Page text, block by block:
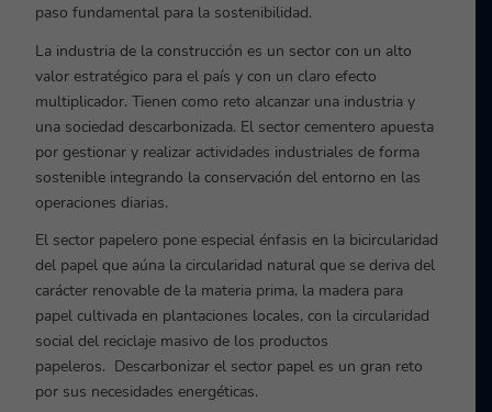
paso fundamental para la sostenibilidad.
La industria de la construcción es un sector con un alto
valor estratégico para el país y con un claro efecto
multiplicador. Tienen como reto alcanzar una industria y
una sociedad descarbonizada. El sector cementero apuesta
por gestionar y realizar actividades industriales de forma
sostenible integrando la conservación del entorno en las
operaciones diarias.
El sector papelero pone especial énfasis en la bicircularidad
del papel que aúna la circularidad natural que se deriva del
carácter renovable de la materia prima, la madera para
papel cultivada en plantaciones locales, con la circularidad
social del reciclaje masivo de los productos
papeleros. Descarbonizar el sector papel es un gran reto
por sus necesidades energéticas.